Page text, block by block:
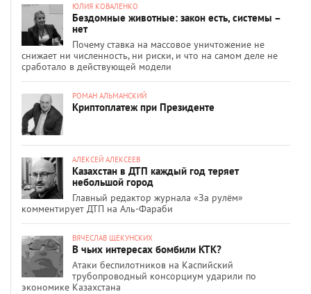
ЮЛИЯ КОВАЛЕНКО
Бездомные животные: закон есть, системы –
нет
Почему ставка на массовое уничтожение не
снижает ни численность, ни риски, и что на самом деле не
сработало в действующей модели
РОМАН АЛЬМАНСКИЙ
Криптоплатеж при Президенте
АЛЕКСЕЙ АЛЕКСЕЕВ
Казахстан в ДТП каждый год теряет
небольшой город
Главный редактор журнала «За рулём»
комментирует ДТП на Аль-Фараби
ВЯЧЕСЛАВ ЩЕКУНСКИХ
В чьих интересах бомбили КТК?
Атаки беспилотников на Каспийский
трубопроводный консорциум ударили по
экономике Казахстана